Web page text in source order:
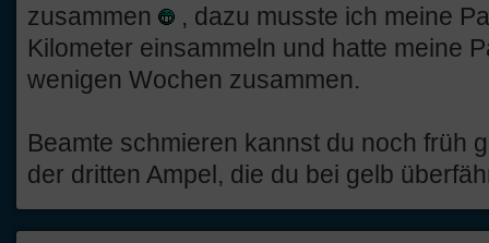
zusammen
, dazu musste ich meine
Kilometer einsammeln und hatte meine
wenigen Wochen zusammen.
Beamte schmieren kannst du noch früh
der dritten Ampel, die du bei gelb